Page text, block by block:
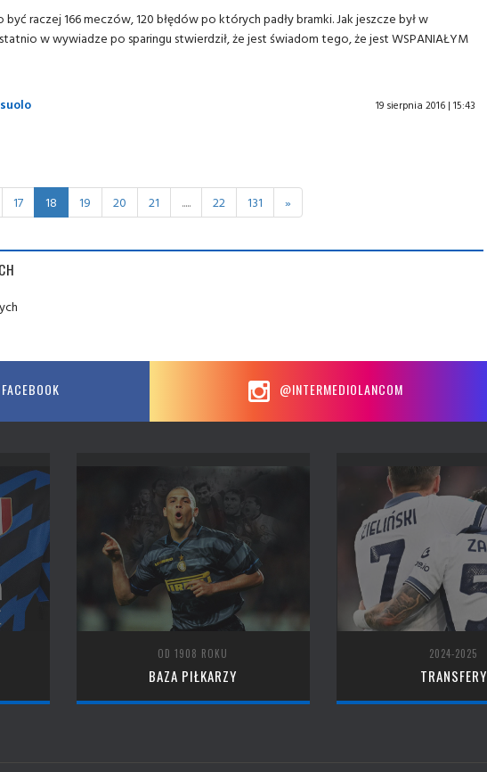
raczej 166 meczów, 120 błędów po których padły bramki. Jak jeszcze był w
w wywiadze po sparingu stwierdził, że jest świadom tego, że jest WSPANIAŁYM
19 sierpnia 2016 | 15:43
17 18 19 20 21 ..... 22 131 »
@INTERMEDIOLANCOM
OD 1908 ROKU
BAZA PIŁKARZY
2024-2025
TRANSFERY